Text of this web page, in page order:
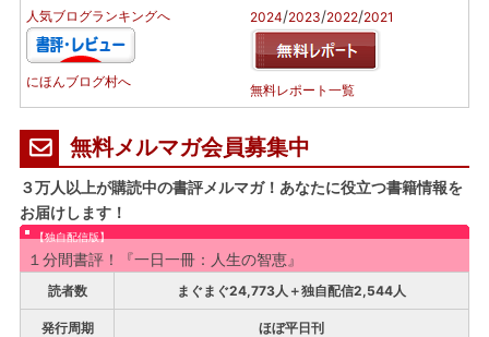
人気ブログランキングへ
にほんブログ村へ
2024/2023/2022/2021
無料レポート一覧
無料メルマガ会員募集中
３万人以上が購読中の書評メルマガ！あなたに役立つ書籍情報を
お届けします！
【独自配信版】
１分間書評！『一日一冊：人生の智恵』
読者数 まぐまぐ24,773人＋独自配信2,544人
発行周期 ほぼ平日刊